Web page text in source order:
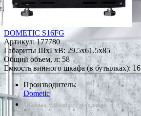
DOMETIC S16FG
Артикул:177780
Габариты ШxГxВ: 29.5x61.5x85
Общий объем, л: 58
Емкость винного шкафа (в бутылках): 16
Производитель:
Dometic
*Наличие уточняйте у менеджера